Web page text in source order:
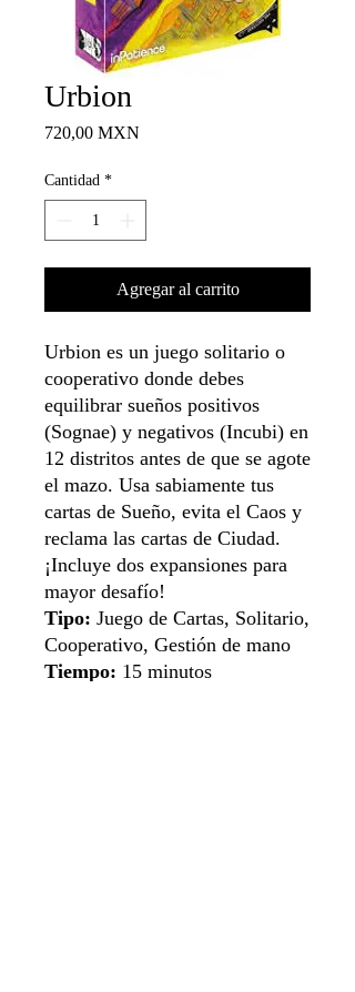
Urbion
720,00 MXN
Cantidad *
Agregar al carrito
Urbion es un juego solitario o
cooperativo donde debes
equilibrar sueños positivos
(Sognae) y negativos (Incubi) en
12 distritos antes de que se agote
el mazo. Usa sabiamente tus
cartas de Sueño, evita el Caos y
reclama las cartas de Ciudad.
¡Incluye dos expansiones para
mayor desafío!
Tipo: Juego de Cartas, Solitario,
Cooperativo, Gestión de mano
Tiempo: 15 minutos